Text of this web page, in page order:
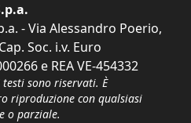
- Via Alessandro Poerio,
Soc. i.v. Euro
e REA VE-454332
sono riservati. È
riproduzione con qualsiasi
o parziale.